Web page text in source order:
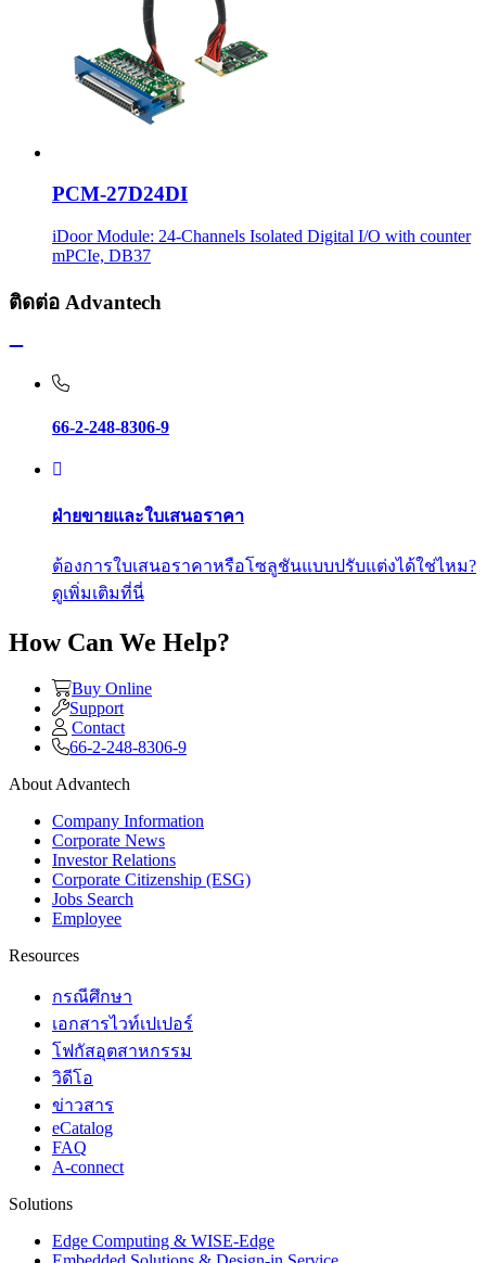
PCM-27D24DI
iDoor Module: 24-Channels Isolated Digital I/O with counter
mPCIe, DB37
ติดต่อ Advantech
66-2-248-8306-9
ฝ่ายขายและใบเสนอราคา
ต้องการใบเสนอราคาหรือโซลูชันแบบปรับแต่งได้ใช่ไหม?
ดูเพิ่มเติมที่นี่
How Can We Help?
Buy Online
Support
Contact
66-2-248-8306-9
About Advantech
Company Information
Corporate News
Investor Relations
Corporate Citizenship (ESG)
Jobs Search
Employee
Resources
กรณีศึกษา
เอกสารไวท์เปเปอร์
โฟกัสอุตสาหกรรม
วิดีโอ
ข่าวสาร
eCatalog
FAQ
A-connect
Solutions
Edge Computing & WISE-Edge